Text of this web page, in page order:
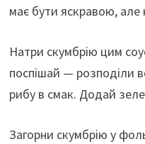
має бути яскравою, але
Натри скумбрію цим
поспішай — розподіли
рибу в смак. Додай
Загорни скумбрію у